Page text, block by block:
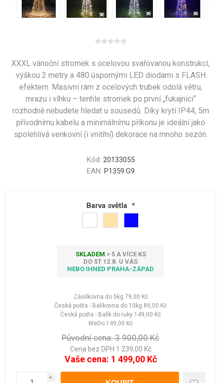
XXXL vánoční stromek s ocelovou svařovanou konstrukcí,
výškou 2 metry a 480 úspornými LED diodami s FLASH
efektem. Masivní rám z ocelových trubek odolá větru,
mrazu i vlhku – tenhle stromek po první „fukajnici“
rozhodně nebudete hledat u sousedů. Díky krytí IP44, 5m
přívodnímu kabelu a minimálnímu příkonu je ideální jako
spolehlivá venkovní (i vnitřní) dekorace na mnoho sezón.
Kód: 20133055
EAN: P1359:G9
Barva světla *
SKLADEM > 5 A VÍCE KS
DO ST 12.8. U VÁS
NEBO IHNED PRAHA-ZÁPAD
Zásilkovna do 5kg 79,00 Kč
Česká pošta - Balíkovna do 10kg 89,00 Kč
Česká pošta - Balík do ruky 149,00 Kč
WeDo 149,00 Kč
Původní cena: 3 900,00 Kč
Cena bez DPH 1 239,00 Kč
Vaše cena: 1 499,00 Kč
i